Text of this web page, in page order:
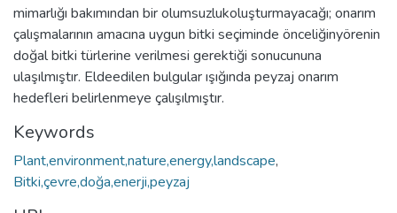
mimarlığı bakımından bir olumsuzlukoluşturmayacağı; onarım
çalışmalarının amacına uygun bitki seçiminde önceliğinyörenin
doğal bitki türlerine verilmesi gerektiği sonucununa
ulaşılmıştır. Eldeedilen bulgular ışığında peyzaj onarım
hedefleri belirlenmeye çalışılmıştır.
Keywords
Plant,environment,nature,energy,landscape,
Bitki,çevre,doğa,enerji,peyzaj